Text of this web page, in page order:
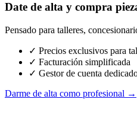
Date de alta y compra
Pensado para talleres,
✓ Precios exclusivos para
✓ Facturación simplificada
✓ Gestor de cuenta
Darme de alta como profesional →